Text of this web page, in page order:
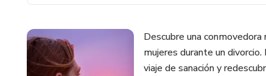
Descubre una
mujeres durante un
viaje de sanación y